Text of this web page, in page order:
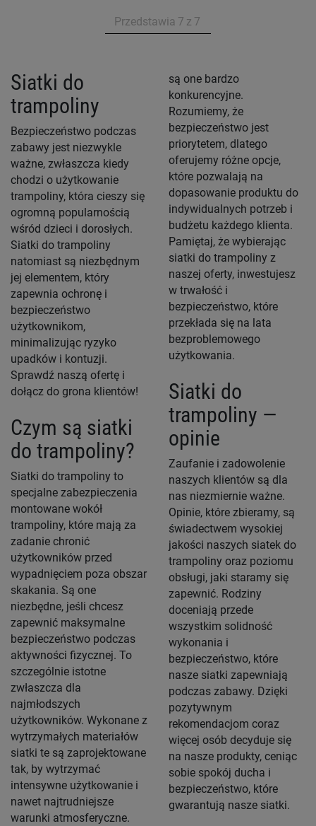
Przedstawia 7 z 7
Siatki do
trampoliny
Bezpieczeństwo podczas
zabawy jest niezwykle
ważne, zwłaszcza kiedy
chodzi o użytkowanie
trampoliny, która cieszy się
ogromną popularnością
wśród dzieci i dorosłych.
Siatki do trampoliny
natomiast są niezbędnym
jej elementem, który
zapewnia ochronę i
bezpieczeństwo
użytkownikom,
minimalizując ryzyko
upadków i kontuzji.
Sprawdź naszą ofertę i
dołącz do grona klientów!
Czym są siatki
do trampoliny?
Siatki do trampoliny to
specjalne zabezpieczenia
montowane wokół
trampoliny, które mają za
zadanie chronić
użytkowników przed
wypadnięciem poza obszar
skakania. Są one
niezbędne, jeśli chcesz
zapewnić maksymalne
bezpieczeństwo podczas
aktywności fizycznej. To
szczególnie istotne
zwłaszcza dla
najmłodszych
użytkowników. Wykonane z
wytrzymałych materiałów
siatki te są zaprojektowane
tak, by wytrzymać
intensywne użytkowanie i
nawet najtrudniejsze
warunki atmosferyczne.
są one bardzo
konkurencyjne.
Rozumiemy, że
bezpieczeństwo jest
priorytetem, dlatego
oferujemy różne opcje,
które pozwalają na
dopasowanie produktu do
indywidualnych potrzeb i
budżetu każdego klienta.
Pamiętaj, że wybierając
siatki do trampoliny z
naszej oferty, inwestujesz
w trwałość i
bezpieczeństwo, które
przekłada się na lata
bezproblemowego
użytkowania.
Siatki do
trampoliny —
opinie
Zaufanie i zadowolenie
naszych klientów są dla
nas niezmiernie ważne.
Opinie, które zbieramy, są
świadectwem wysokiej
jakości naszych siatek do
trampoliny oraz poziomu
obsługi, jaki staramy się
zapewnić. Rodziny
doceniają przede
wszystkim solidność
wykonania i
bezpieczeństwo, które
nasze siatki zapewniają
podczas zabawy. Dzięki
pozytywnym
rekomendacjom coraz
więcej osób decyduje się
na nasze produkty, ceniąc
sobie spokój ducha i
bezpieczeństwo, które
gwarantują nasze siatki.